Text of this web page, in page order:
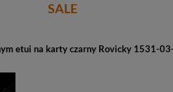
SALE
etui na karty czarny Rovicky 1531-